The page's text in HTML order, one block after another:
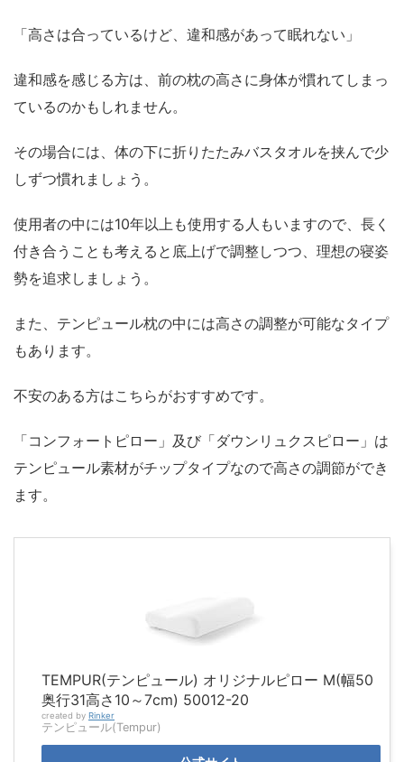
「高さは合っているけど、違和感があって眠れない」
違和感を感じる方は、前の枕の高さに身体が慣れてしまっ
ているのかもしれません。
その場合には、体の下に折りたたみバスタオルを挟んで少
しずつ慣れましょう。
使用者の中には10年以上も使用する人もいますので、長く
付き合うことも考えると底上げで調整しつつ、理想の寝姿
勢を追求しましょう。
また、テンピュール枕の中には高さの調整が可能なタイプ
もあります。
不安のある方はこちらがおすすめです。
「コンフォートピロー」及び「ダウンリュクスピロー」は
テンピュール素材がチップタイプなので高さの調節ができ
ます。
TEMPUR(テンピュール) オリジナルピロー M(幅50
奥行31高さ10～7cm) 50012-20
created by Rinker
テンピュール(Tempur)